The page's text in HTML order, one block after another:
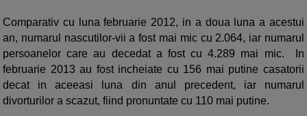
Comparativ cu luna februarie 2012, in a doua luna a acestui
an, numarul nascutilor-vii a fost mai mic cu 2.064, iar numarul
persoanelor care au decedat a fost cu 4.289 mai mic. In
februarie 2013 au fost incheiate cu 156 mai putine casatorii
decat in aceeasi luna din anul precedent, iar numarul
divorturilor a scazut, fiind pronuntate cu 110 mai putine.